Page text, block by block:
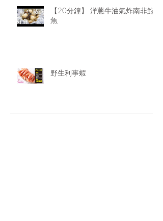
【20分鐘】 洋蔥牛油氣炸南非鮑
魚
野生利事蝦